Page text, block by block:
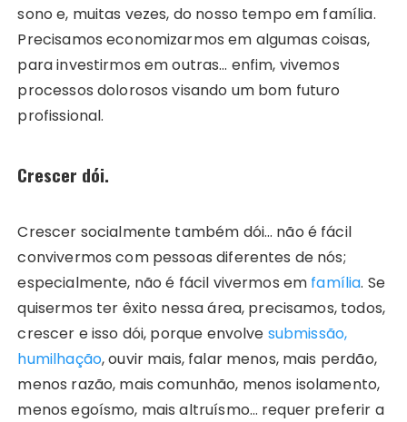
sono e, muitas vezes, do nosso tempo em família.
Precisamos economizarmos em algumas coisas,
para investirmos em outras… enfim, vivemos
processos dolorosos visando um bom futuro
profissional.
Crescer dói.
Crescer socialmente também dói… não é fácil
convivermos com pessoas diferentes de nós;
especialmente, não é fácil vivermos em família. Se
quisermos ter êxito nessa área, precisamos, todos,
crescer e isso dói, porque envolve submissão,
humilhação, ouvir mais, falar menos, mais perdão,
menos razão, mais comunhão, menos isolamento,
menos egoísmo, mais altruísmo… requer preferir a